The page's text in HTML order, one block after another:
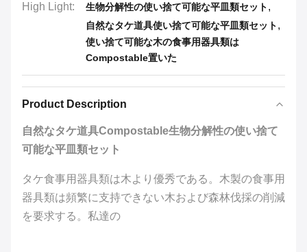
High Light: 生物分解性の使い捨て可能な平皿類セット,
自然なタケ道具使い捨て可能な平皿類セット,
使い捨て可能な木の食事用器具類は
Compostable置いた
Product Description
自然なタケ道具Compostable生物分解性の使い捨て
可能な平皿類セット
タケ食事用器具類は木より優秀である。木製の食事用
器具類は頻繁に支持できない木および森林伐採の削減
を要求する。私達の